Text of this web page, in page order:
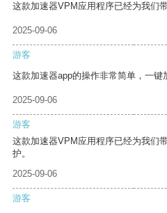
这款加速器VPM应用程序已经为我们
2025-09-06
游客
这款加速器app的操作非常简单，一键
2025-09-06
游客
这款加速器VPM应用程序已经为我们
护。
2025-09-06
游客